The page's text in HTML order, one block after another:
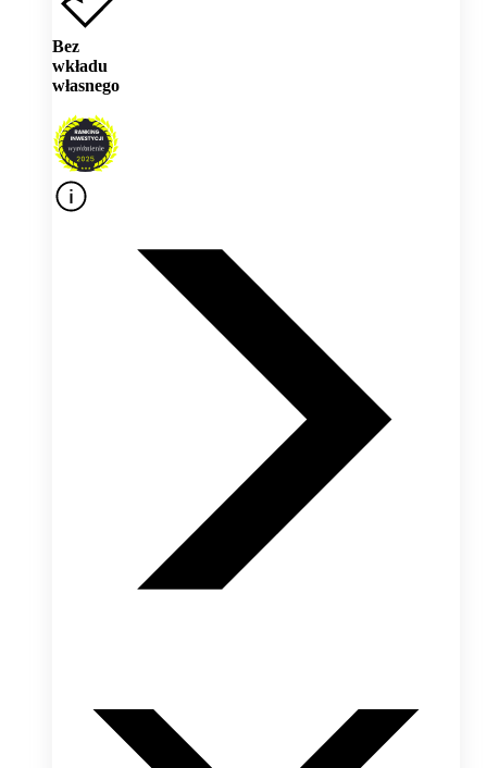
Bez
wkładu
własnego